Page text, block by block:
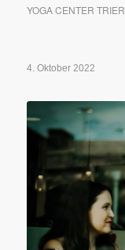
YOGA CENTER TRIER
4. Oktober 2022